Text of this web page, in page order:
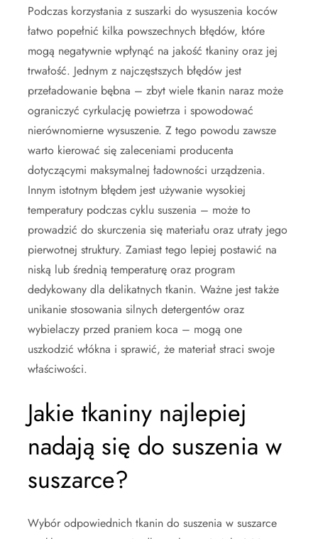
Podczas korzystania z suszarki do wysuszenia koców
łatwo popełnić kilka powszechnych błędów, które
mogą negatywnie wpłynąć na jakość tkaniny oraz jej
trwałość. Jednym z najczęstszych błędów jest
przeładowanie bębna – zbyt wiele tkanin naraz może
ograniczyć cyrkulację powietrza i spowodować
nierównomierne wysuszenie. Z tego powodu zawsze
warto kierować się zaleceniami producenta
dotyczącymi maksymalnej ładowności urządzenia.
Innym istotnym błędem jest używanie wysokiej
temperatury podczas cyklu suszenia – może to
prowadzić do skurczenia się materiału oraz utraty jego
pierwotnej struktury. Zamiast tego lepiej postawić na
niską lub średnią temperaturę oraz program
dedykowany dla delikatnych tkanin. Ważne jest także
unikanie stosowania silnych detergentów oraz
wybielaczy przed praniem koca – mogą one
uszkodzić włókna i sprawić, że materiał straci swoje
właściwości.
Jakie tkaniny najlepiej
nadają się do suszenia w
suszarce?
Wybór odpowiednich tkanin do suszenia w suszarce